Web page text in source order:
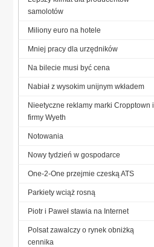
samolotów
Miliony euro na hotele
Mniej pracy dla urzędników
Na bilecie musi być cena
Nabiał z wysokim unijnym wkładem
Nieetyczne reklamy marki Cropptown i
firmy Wyeth
Notowania
Nowy tydzień w gospodarce
One-2-One przejmie czeską ATS
Parkiety wciąż rosną
Piotr i Paweł stawia na Internet
Polsat zawalczy o rynek obniżką
cennika